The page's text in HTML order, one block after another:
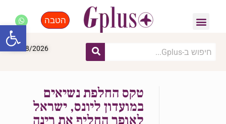
הטבה
08/08/2026
טקס החלפת נשיאים
במועדון ליונס, ישראל
לאופר החליף את רינה
פתח